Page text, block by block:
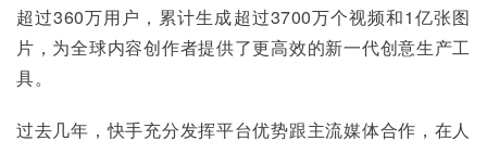
超过360万用户，累计生成超过3700万个视频和1亿张图
片，为全球内容创作者提供了更高效的新一代创意生产工
具。
过去几年，快手充分发挥平台优势跟主流媒体合作，在人